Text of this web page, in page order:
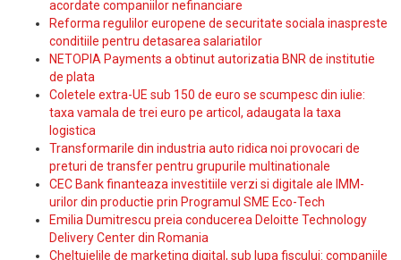
acordate companiilor nefinanciare
Reforma regulilor europene de securitate sociala inaspreste
conditiile pentru detasarea salariatilor
NETOPIA Payments a obtinut autorizatia BNR de institutie
de plata
Coletele extra-UE sub 150 de euro se scumpesc din iulie:
taxa vamala de trei euro pe articol, adaugata la taxa
logistica
Transformarile din industria auto ridica noi provocari de
preturi de transfer pentru grupurile multinationale
CEC Bank finanteaza investitiile verzi si digitale ale IMM-
urilor din productie prin Programul SME Eco-Tech
Emilia Dumitrescu preia conducerea Deloitte Technology
Delivery Center din Romania
Cheltuielile de marketing digital, sub lupa fiscului: companiile